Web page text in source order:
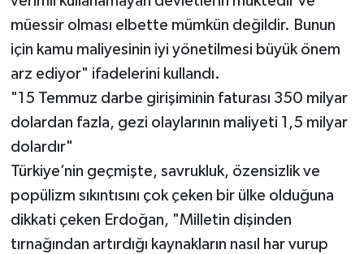
müessir olması elbette mümkün değildir. Bunun
için kamu maliyesinin iyi yönetilmesi büyük önem
arz ediyor" ifadelerini kullandı.
"15 Temmuz darbe girişiminin faturası 350 milyar
dolardan fazla, gezi olaylarının maliyeti 1,5 milyar
dolardır"
Türkiye’nin geçmişte, savrukluk, özensizlik ve
popülizm sıkıntısını çok çeken bir ülke olduğuna
dikkati çeken Erdoğan, "Milletin dişinden
tırnağından artırdığı kaynakların nasıl har vurup